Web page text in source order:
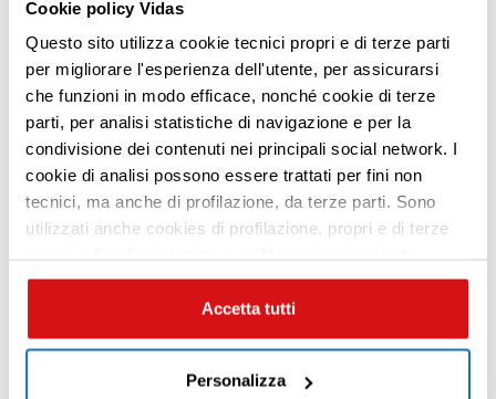
Cookie policy Vidas
Questo sito utilizza cookie tecnici propri e di terze parti
per migliorare l'esperienza dell'utente, per assicurarsi
che funzioni in modo efficace, nonché cookie di terze
parti, per analisi statistiche di navigazione e per la
condivisione dei contenuti nei principali social network. I
cookie di analisi possono essere trattati per fini non
tecnici, ma anche di profilazione, da terze parti. Sono
utilizzati anche cookies di profilazione, propri e di terze
contenuti mirati sulle tue preferenze e i tuoi interessi. Se
CHIUDI questo banner, saranno utilizzati soltanto
cookies tecnici. Seleziona i pulsanti sottostanti per
seleziona “ACCETTA TUTTI”, se vuoi abilitare o
Accetta tutti
Personalizza
Evento di premiazione
Martedì 19 marzoalle ore19:00si terrà
l’evento di premiazione, alla presenza della
giuria, composta da una rappresentanza
VIDAS e Accademia di Brera. Durante la
serata letture con i giovani allievi
dell’Accademia delCentro Teatro Attivo.
Seguirà rinfresco.
Per partecipare scrivere a:
eventi.culturali@vidas.it
Premi INVIO per cercare o ESC per uscire